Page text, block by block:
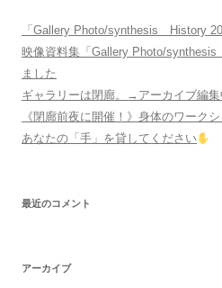
「Gallery Photo/synthesis History
映像資料集「Gallery Photo/
ました
ギャラリーは閉廊。→アーカイブ編集
《閉廊前夜に開催！》身体のワーク
あなたの「手」を貸してください
最近のコメント
アーカイブ